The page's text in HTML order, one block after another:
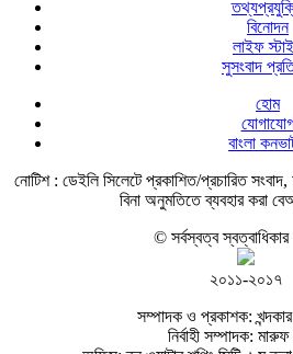
বিনোদন
লাইফ
সুসংবাদ
হোম
বাংলা
নোটিশ : ডেইলি সিলেটে প্রকাশিত/প্রচারিত
বিনা অনুমতিতে ব্যবহার করা
© সর্বস্বত্ব স্বত্বাধিকার
২০১১-২০১৭
সম্পাদক ও প্রকাশক:
নির্বাহী সম্পাদক: মারুফ